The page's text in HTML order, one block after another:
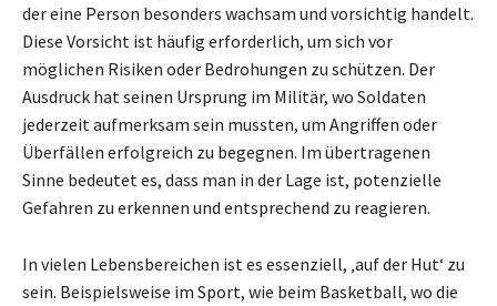
der eine Person besonders wachsam und vorsichtig handelt.
Diese Vorsicht ist häufig erforderlich, um sich vor
möglichen Risiken oder Bedrohungen zu schützen. Der
Ausdruck hat seinen Ursprung im Militär, wo Soldaten
jederzeit aufmerksam sein mussten, um Angriffen oder
Überfällen erfolgreich zu begegnen. Im übertragenen
Sinne bedeutet es, dass man in der Lage ist, potenzielle
Gefahren zu erkennen und entsprechend zu reagieren.
In vielen Lebensbereichen ist es essenziell, ‚auf der Hut‘ zu
sein. Beispielsweise im Sport, wie beim Basketball, wo die